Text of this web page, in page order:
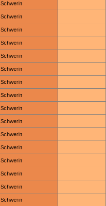
Schwerin
Schwerin
Schwerin
Schwerin
Schwerin
Schwerin
Schwerin
Schwerin
Schwerin
Schwerin
Schwerin
Schwerin
Schwerin
Schwerin
Schwerin
Schwerin